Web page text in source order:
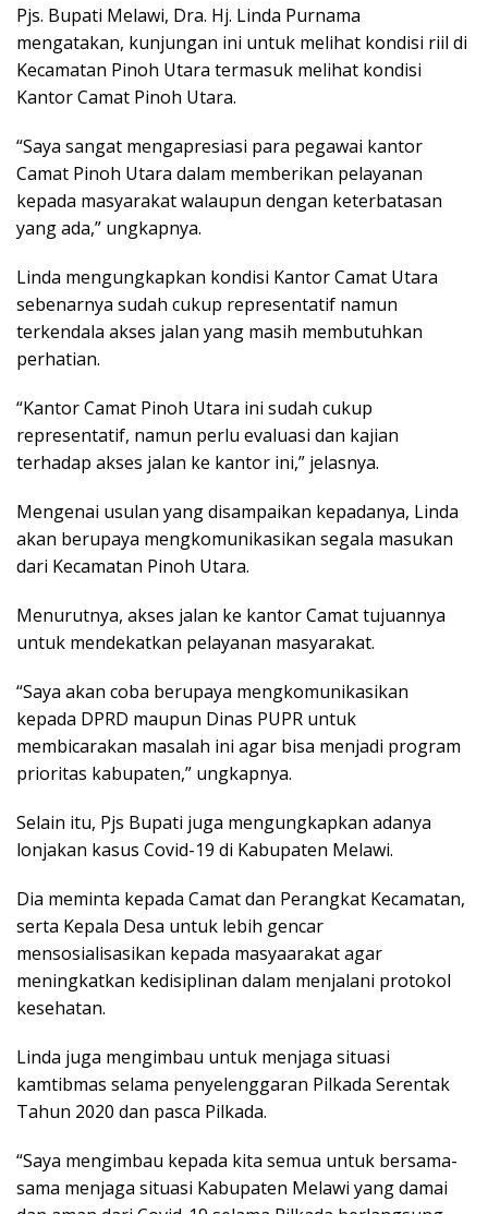
Pjs. Bupati Melawi, Dra. Hj. Linda Purnama
mengatakan, kunjungan ini untuk melihat kondisi riil di
Kecamatan Pinoh Utara termasuk melihat kondisi
Kantor Camat Pinoh Utara.
“Saya sangat mengapresiasi para pegawai kantor
Camat Pinoh Utara dalam memberikan pelayanan
kepada masyarakat walaupun dengan keterbatasan
yang ada,” ungkapnya.
Linda mengungkapkan kondisi Kantor Camat Utara
sebenarnya sudah cukup representatif namun
terkendala akses jalan yang masih membutuhkan
perhatian.
“Kantor Camat Pinoh Utara ini sudah cukup
representatif, namun perlu evaluasi dan kajian
terhadap akses jalan ke kantor ini,” jelasnya.
Mengenai usulan yang disampaikan kepadanya, Linda
akan berupaya mengkomunikasikan segala masukan
dari Kecamatan Pinoh Utara.
Menurutnya, akses jalan ke kantor Camat tujuannya
untuk mendekatkan pelayanan masyarakat.
“Saya akan coba berupaya mengkomunikasikan
kepada DPRD maupun Dinas PUPR untuk
membicarakan masalah ini agar bisa menjadi program
prioritas kabupaten,” ungkapnya.
Selain itu, Pjs Bupati juga mengungkapkan adanya
lonjakan kasus Covid-19 di Kabupaten Melawi.
Dia meminta kepada Camat dan Perangkat Kecamatan,
serta Kepala Desa untuk lebih gencar
mensosialisasikan kepada masyaarakat agar
meningkatkan kedisiplinan dalam menjalani protokol
kesehatan.
Linda juga mengimbau untuk menjaga situasi
kamtibmas selama penyelenggaran Pilkada Serentak
Tahun 2020 dan pasca Pilkada.
“Saya mengimbau kepada kita semua untuk bersama-
sama menjaga situasi Kabupaten Melawi yang damai